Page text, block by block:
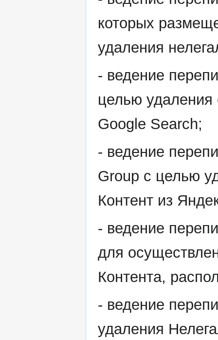
которых
удаления
- ведение
целью удаления
Google Search;
- ведение
Group с целью
Контент из
- ведение
для
Контента,
- ведение
удаления